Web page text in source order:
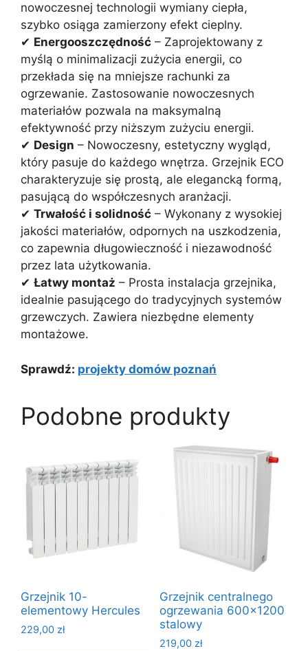
nowoczesnej technologii wymiany ciepła,
szybko osiąga zamierzony efekt cieplny.
✔ Energooszczędność – Zaprojektowany z
myślą o minimalizacji zużycia energii, co
przekłada się na mniejsze rachunki za
ogrzewanie. Zastosowanie nowoczesnych
materiałów pozwala na maksymalną
efektywność przy niższym zużyciu energii.
✔ Design – Nowoczesny, estetyczny wygląd,
który pasuje do każdego wnętrza. Grzejnik ECO
charakteryzuje się prostą, ale elegancką formą,
pasującą do współczesnych aranżacji.
✔ Trwałość i solidność – Wykonany z wysokiej
jakości materiałów, odpornych na uszkodzenia,
co zapewnia długowieczność i niezawodność
przez lata użytkowania.
✔ Łatwy montaż – Prosta instalacja grzejnika,
idealnie pasującego do tradycyjnych systemów
grzewczych. Zawiera niezbędne elementy
montażowe.
Sprawdź: projekty domów poznań
Podobne produkty
Grzejnik 10-
elementowy Hercules
229,00 zł
Grzejnik centralnego
ogrzewania 600×1200
stalowy
219,00 zł